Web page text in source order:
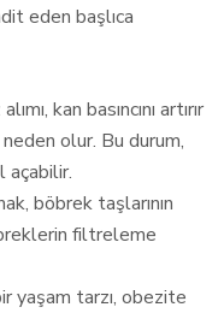
eden başlıca
kan basıncını artırır
olur. Bu durum,
açabilir.
böbrek taşlarının
filtreleme
yaşam tarzı, obezite